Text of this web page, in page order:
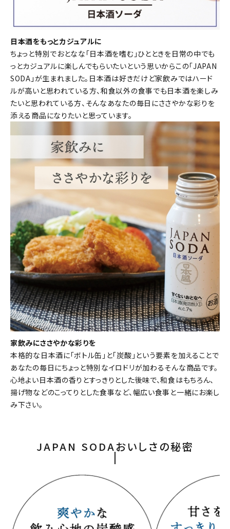
日本酒をもっとカジュアルに
ちょっと特別でおとなな「日本酒を嗜む」ひとときを日常の中でも
っとカジュアルに楽しんでもらいたいという思いからこの「JAPAN
SODA」が生まれました。日本酒は好きだけど家飲みではハード
ルが高いと思われている方、和食以外の食事でも日本酒を楽しみ
たいと思われている方、そんなあなたの毎日にささやかな彩りを
添える商品になりたいと思っています。
家飲みにささやかな彩りを
本格的な日本酒に「ボトル缶」と「炭酸」という要素を加えることで
あなたの毎日にちょっと特別なイロドリが加わるそんな商品です。
心地よい日本酒の香りとすっきりとした後味で、和食はもちろん、
揚げ物などのこってりとした食事など、幅広い食事と一緒にお楽し
み下さい。
JAPAN SODAおいしさの秘密